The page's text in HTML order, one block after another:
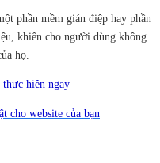
phần mềm gián điệp hay phần
khiến cho người dùng không
họ.
thực hiện ngay
cho website của bạn